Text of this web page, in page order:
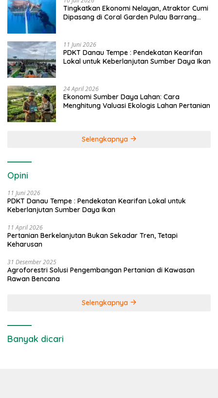
Tingkatkan Ekonomi Nelayan, Atraktor Cumi
Dipasang di Coral Garden Pulau Barrang
11 Juni 2026
PDKT Danau Tempe : Pendekatan Kearifan
Lokal untuk Keberlanjutan Sumber Daya Ikan
24 April 2026
Ekonomi Sumber Daya Lahan: Cara
Menghitung Valuasi Ekologis Lahan Pertanian
Selengkapnya
Opini
11 Juni 2026
PDKT Danau Tempe : Pendekatan Kearifan Lokal untuk
Keberlanjutan Sumber Daya Ikan
11 April 2026
Pertanian Berkelanjutan Bukan Sekadar Tren, Tetapi
Keharusan
31 Desember 2025
Agroforestri Solusi Pengembangan Pertanian di Kawasan
Rawan Bencana
Selengkapnya
Banyak dicari